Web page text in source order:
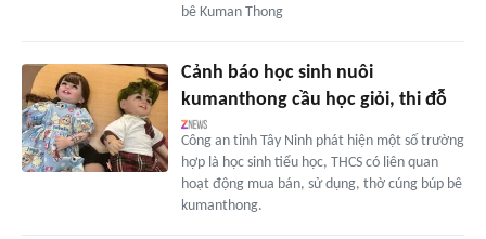
bê Kuman Thong
Cảnh báo học sinh nuôi
kumanthong cầu học giỏi, thi đỗ
Công an tỉnh Tây Ninh phát hiện một số trường
hợp là học sinh tiểu học, THCS có liên quan
hoạt động mua bán, sử dụng, thờ cúng búp bê
kumanthong.